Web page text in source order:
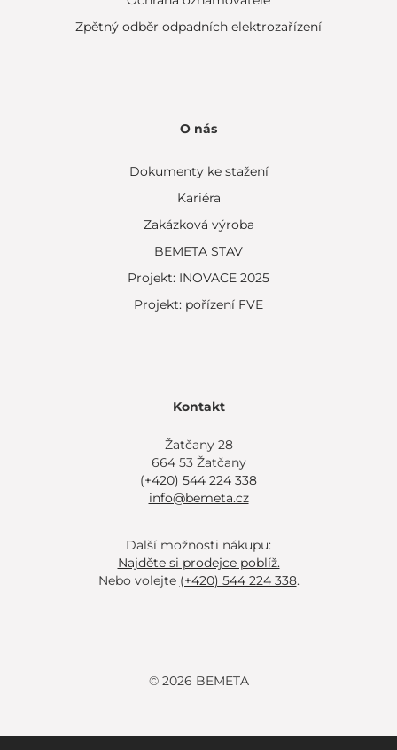
Zpětný odběr odpadních elektrozařízení
O nás
Dokumenty ke stažení
Kariéra
Zakázková výroba
BEMETA STAV
Projekt: INOVACE 2025
Projekt: pořízení FVE
Kontakt
Žatčany 28
664 53 Žatčany
(+420) 544 224 338
info@bemeta.cz
Další možnosti nákupu:
Najděte si prodejce poblíž.
Nebo volejte (+420) 544 224 338.
© 2026 BEMETA